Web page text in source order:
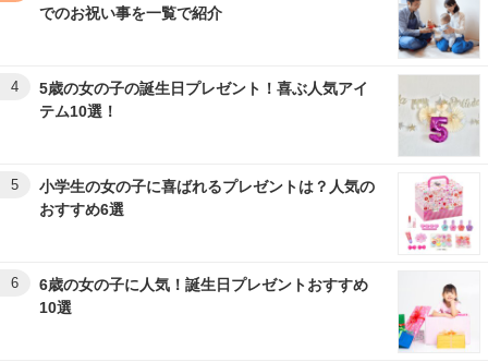
でのお祝い事を一覧で紹介
4
5歳の女の子の誕生日プレゼント！喜ぶ人気アイ
テム10選！
5
小学生の女の子に喜ばれるプレゼントは？人気の
おすすめ6選
6
6歳の女の子に人気！誕生日プレゼントおすすめ
10選